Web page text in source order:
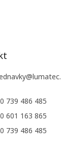
@
739 486 485
601 163 865
739 486 485